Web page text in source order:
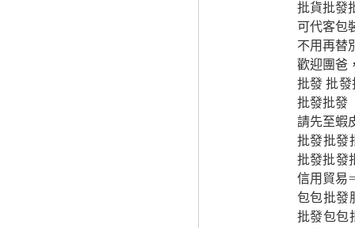
批貨批發
可代客包
不用再替
歡迎團爸
批發 批
批發批發
請先至蝦
批發批發
批發批發
信用貿易
包包批發
批發包包